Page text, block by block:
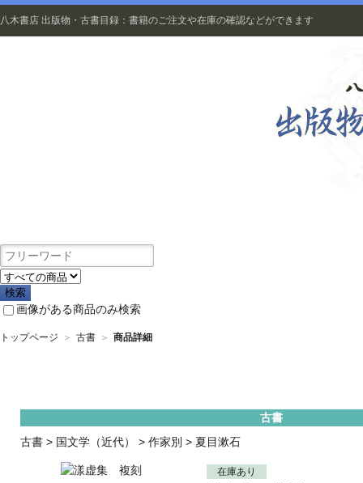
八木書店 出版物・古書目録：書籍のご注文や在庫の確認などができます
画像がある商品のみ検索
トップページ ＞ 古書 ＞ 商品詳細
古書
古書 > 国文学（近代） > 作家別 > 夏目漱石
在庫あり